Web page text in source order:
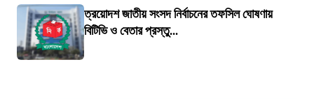
ত্রয়োদশ জাতীয় সংসদ নির্বাচনের তফসিল ঘোষণায়
বিটিভি ও বেতার প্রস্তু...